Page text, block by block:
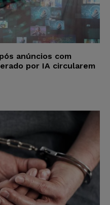
anúncios com
por IA circularem